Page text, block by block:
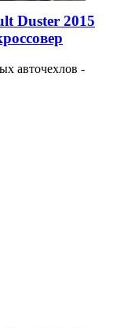
Duster 2015
авточехлов -